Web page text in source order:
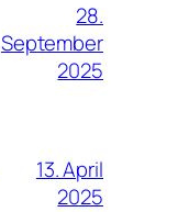
28.
September
2025
13. April
2025